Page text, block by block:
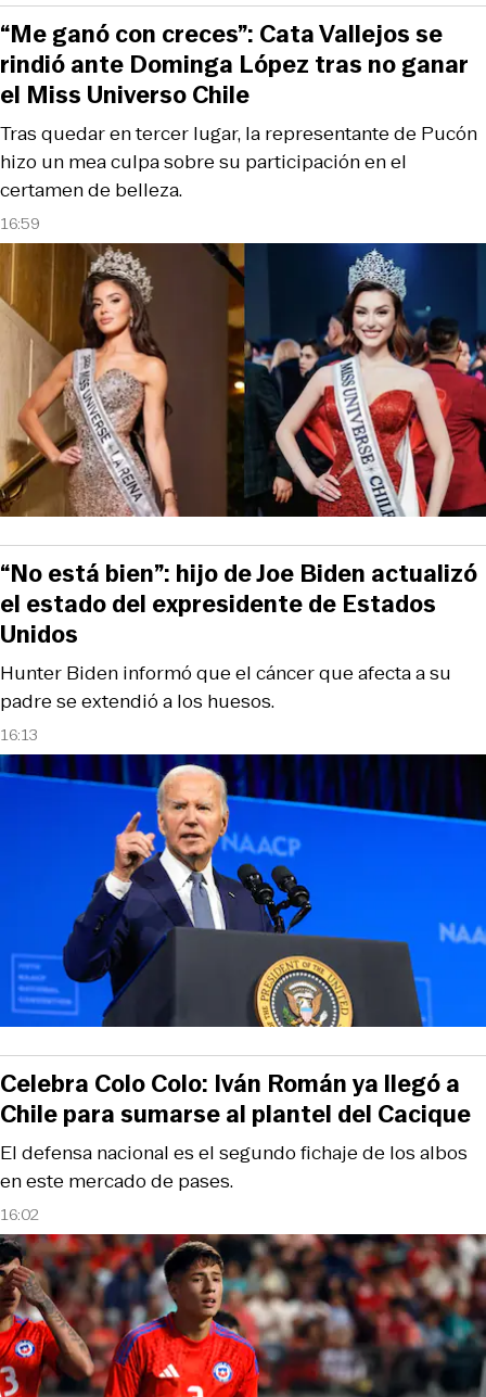
16:59
Tras quedar en tercer lugar, la representante de Pucón
hizo un mea culpa sobre su participación en el
certamen de belleza.
“Me ganó con creces”: Cata Vallejos se
rindió ante Dominga López tras no ganar
el Miss Universo Chile
16:13
Hunter Biden informó que el cáncer que afecta a su
padre se extendió a los huesos.
“No está bien”: hijo de Joe Biden actualizó
el estado del expresidente de Estados
Unidos
16:02
El defensa nacional es el segundo fichaje de los albos
en este mercado de pases.
Celebra Colo Colo: Iván Román ya llegó a
Chile para sumarse al plantel del Cacique